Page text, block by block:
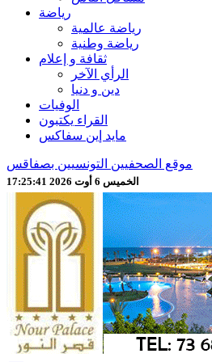
رياضة
رياضة عالمية
رياضة وطنية
ثقافة و إعلام
الرأي الآخر
دين و دنيا
الوفيات
القراء يكتبون
مايد إين سفاكس
موقع الصحفيين التونسيين بصفاقس
الخميس 6 أوت 2026 17:25:43